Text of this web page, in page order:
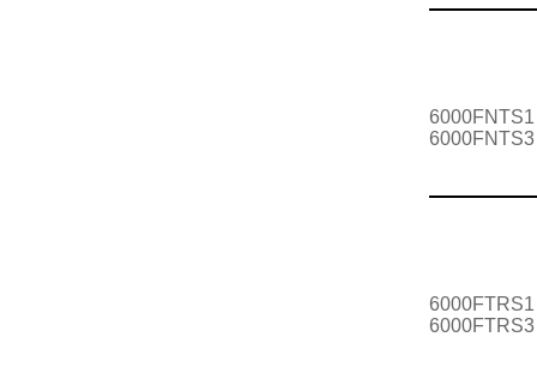
6000FNTS1
6000FNTS3
6000FTRS1
6000FTRS3